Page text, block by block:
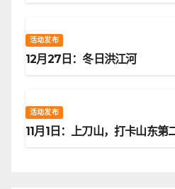
活动发布
12月27日：冬日洪江河
活动发布
11月1日：上刀山，打卡山东第